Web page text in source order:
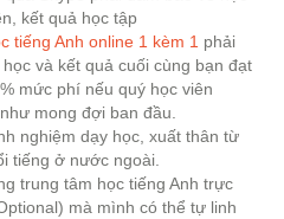
kết quả học tập
tiếng Anh online 1 kèm 1 phải
và kết quả cuối cùng bạn đạt
mức phí nếu quý học viên
mong đợi ban đầu.
nghiệm dạy học, xuất thân từ
tiếng ở nước ngoài.
trung tâm học tiếng Anh trực
mà mình có thể tự linh